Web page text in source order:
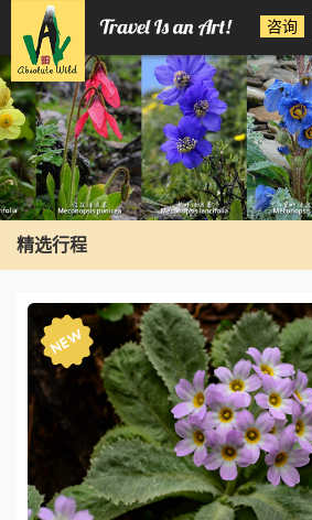
咨询
精选行程